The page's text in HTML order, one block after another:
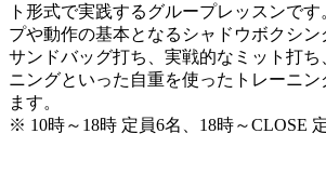
ト形式で実践するグループレッスンで
プや動作の基本となるシャドウボクシン
サンドバッグ打ち、実戦的なミット打
ニングといった自重を使ったトレーニ
ます。
※ 10時～18時 定員6名、18時～CLOSE